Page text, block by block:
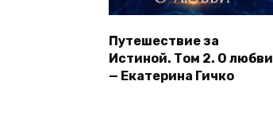
Путешествие за
Истиной. Том 2. О любви
— Екатерина Гичко